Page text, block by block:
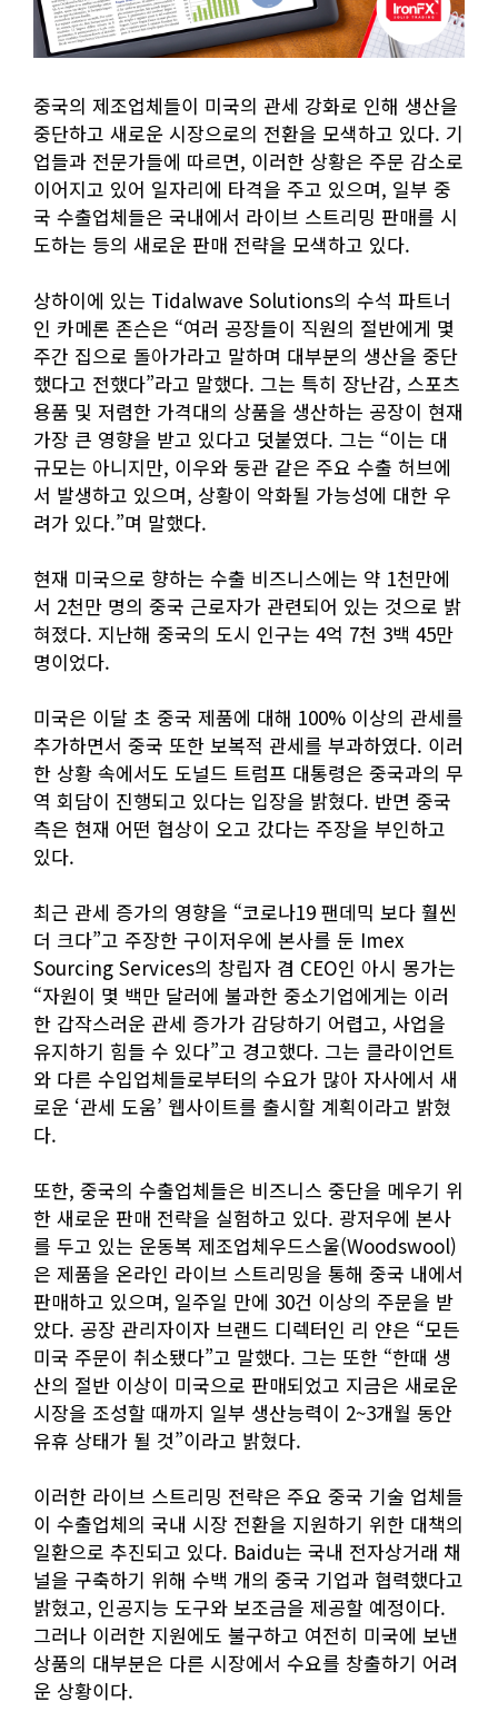
중국의 제조업체들이 미국의 관세 강화로 인해 생산을
중단하고 새로운 시장으로의 전환을 모색하고 있다. 기
업들과 전문가들에 따르면, 이러한 상황은 주문 감소로
이어지고 있어 일자리에 타격을 주고 있으며, 일부 중
국 수출업체들은 국내에서 라이브 스트리밍 판매를 시
도하는 등의 새로운 판매 전략을 모색하고 있다.
상하이에 있는 Tidalwave Solutions의 수석 파트너
인 카메론 존슨은 “여러 공장들이 직원의 절반에게 몇
주간 집으로 돌아가라고 말하며 대부분의 생산을 중단
했다고 전했다”라고 말했다. 그는 특히 장난감, 스포츠
용품 및 저렴한 가격대의 상품을 생산하는 공장이 현재
가장 큰 영향을 받고 있다고 덧붙였다. 그는 “이는 대
규모는 아니지만, 이우와 둥관 같은 주요 수출 허브에
서 발생하고 있으며, 상황이 악화될 가능성에 대한 우
려가 있다.”며 말했다.
현재 미국으로 향하는 수출 비즈니스에는 약 1천만에
서 2천만 명의 중국 근로자가 관련되어 있는 것으로 밝
혀졌다. 지난해 중국의 도시 인구는 4억 7천 3백 45만
명이었다.
미국은 이달 초 중국 제품에 대해 100% 이상의 관세를
추가하면서 중국 또한 보복적 관세를 부과하였다. 이러
한 상황 속에서도 도널드 트럼프 대통령은 중국과의 무
역 회담이 진행되고 있다는 입장을 밝혔다. 반면 중국
측은 현재 어떤 협상이 오고 갔다는 주장을 부인하고
있다.
최근 관세 증가의 영향을 “코로나19 팬데믹 보다 훨씬
더 크다”고 주장한 구이저우에 본사를 둔 Imex
Sourcing Services의 창립자 겸 CEO인 아시 몽가는
“자원이 몇 백만 달러에 불과한 중소기업에게는 이러
한 갑작스러운 관세 증가가 감당하기 어렵고, 사업을
유지하기 힘들 수 있다”고 경고했다. 그는 클라이언트
와 다른 수입업체들로부터의 수요가 많아 자사에서 새
로운 ‘관세 도움’ 웹사이트를 출시할 계획이라고 밝혔
다.
또한, 중국의 수출업체들은 비즈니스 중단을 메우기 위
한 새로운 판매 전략을 실험하고 있다. 광저우에 본사
를 두고 있는 운동복 제조업체우드스울(Woodswool)
은 제품을 온라인 라이브 스트리밍을 통해 중국 내에서
판매하고 있으며, 일주일 만에 30건 이상의 주문을 받
았다. 공장 관리자이자 브랜드 디렉터인 리 얀은 “모든
미국 주문이 취소됐다”고 말했다. 그는 또한 “한때 생
산의 절반 이상이 미국으로 판매되었고 지금은 새로운
시장을 조성할 때까지 일부 생산능력이 2~3개월 동안
유휴 상태가 될 것”이라고 밝혔다.
이러한 라이브 스트리밍 전략은 주요 중국 기술 업체들
이 수출업체의 국내 시장 전환을 지원하기 위한 대책의
일환으로 추진되고 있다. Baidu는 국내 전자상거래 채
널을 구축하기 위해 수백 개의 중국 기업과 협력했다고
밝혔고, 인공지능 도구와 보조금을 제공할 예정이다.
그러나 이러한 지원에도 불구하고 여전히 미국에 보낸
상품의 대부분은 다른 시장에서 수요를 창출하기 어려
운 상황이다.